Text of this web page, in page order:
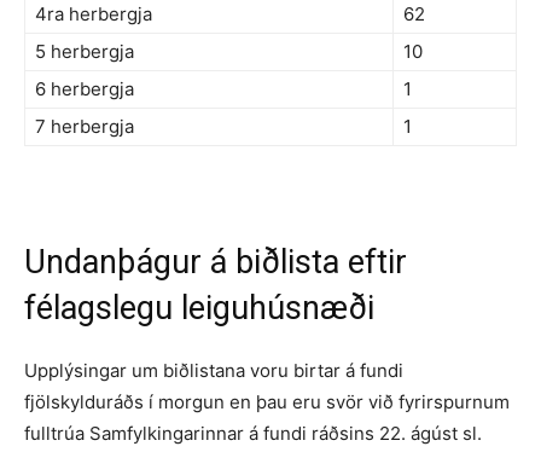
4ra herbergja
62
5 herbergja
10
6 herbergja
1
7 herbergja
1
Undanþágur á biðlista eftir
félagslegu leiguhúsnæði
Upplýsingar um biðlistana voru birtar á fundi
fjölskylduráðs í morgun en þau eru svör við fyrirspurnum
fulltrúa Samfylkingarinnar á fundi ráðsins 22. ágúst sl.